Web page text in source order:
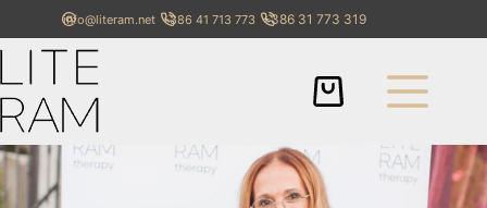
info@literam.net +386 41 713 773 +386 31 773 319